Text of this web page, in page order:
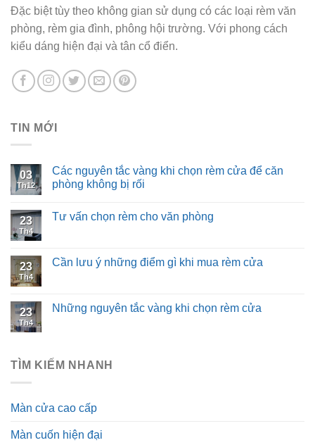
Đặc biệt tùy theo không gian sử dụng có các loại rèm văn
phòng, rèm gia đình, phông hội trường. Với phong cách
kiểu dáng hiện đại và tân cổ điển.
TIN MỚI
03
Th12
Các nguyên tắc vàng khi chọn rèm cửa để căn
phòng không bị rối
23
Th4
Tư vấn chọn rèm cho văn phòng
23
Th4
Cần lưu ý những điểm gì khi mua rèm cửa
23
Th4
Những nguyên tắc vàng khi chọn rèm cửa
TÌM KIẾM NHANH
Màn cửa cao cấp
Màn cuốn hiện đại